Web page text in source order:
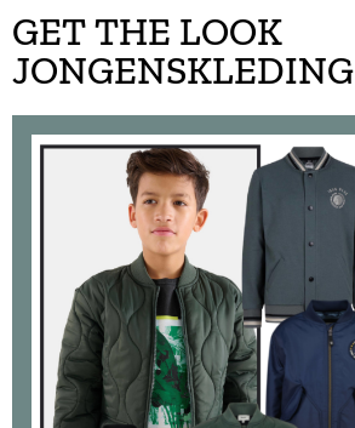
GET THE LOOK
JONGENSKLEDING